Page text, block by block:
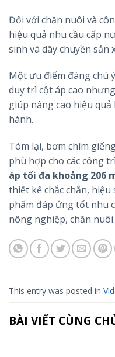
Đối với chăn nuôi và
hiệu quả nhu cầu cấp
sinh và dây chuyền sản
Một ưu điểm đáng chú
duy trì cột áp cao
giúp nâng cao hiệu
hành.
Tóm lại, bơm chìm
phù hợp cho các công
áp tối đa khoảng 206
thiết kế chắc chắn,
phẩm đáp ứng tốt nhu
nông nghiệp, chăn
This entry was posted in
BÀI VIẾT CÙNG